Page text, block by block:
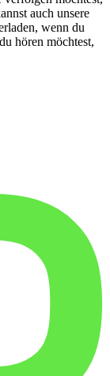
auch unsere
wenn du
hören möchtest,